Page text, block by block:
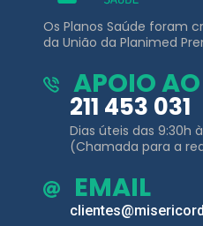
Os Planos Saúde foram
da União da Planimed
APOIO
211 453 031
Dias úteis das 9:30h
(Chamada para a
EMAIL